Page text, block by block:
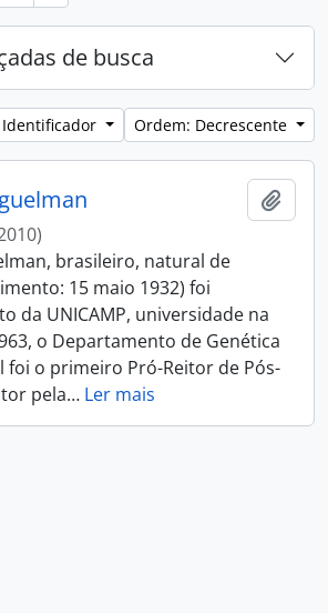
de busca
Ordem: Decrescente
brasileiro, natural de
15 maio 1932) foi
da UNICAMP, universidade na
o Departamento de Genética
foi o primeiro Pró-Reitor de Pós-
pela… Ler mais